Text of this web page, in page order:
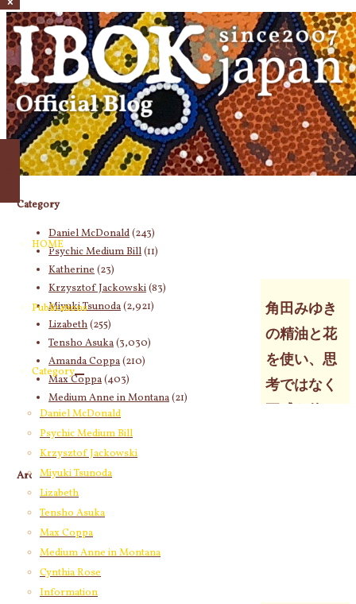
象:
HOME
Publications
Category
Daniel McDonald
Psychic Medium Bill
Krzysztof Jackowski
Miyuki Tsunoda
Lizabeth
Tensho Asuka
Max Coppa
Medium Anne in Montana
Cynthia Rose
Information
角田みゆき
の精油と花
を使い、思
考ではなく
Category
Daniel McDonald(243)
Psychic Medium Bill(11)
Katherine(23)
Krzysztof Jackowski(83)
Miyuki Tsunoda(2,921)
Lizabeth(255)
Tensho Asuka(3,030)
Amanda Coppa(210)
Max Coppa(403)
Medium Anne in Montana(21)
Cynthia Rose(4)
Archives
2026年6月
2026年5月(67)
2026年4月(76)
2026年3月